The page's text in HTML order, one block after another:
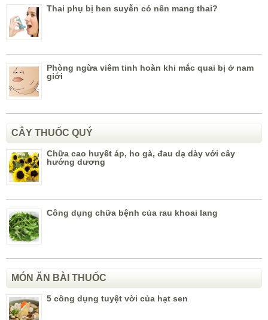
Thai phụ bị hen suyễn có nên mang thai?
Phòng ngừa viêm tinh hoàn khi mắc quai bị ở nam
giới
CÂY THUỐC QUÝ
Chữa cao huyết áp, ho gà, đau dạ dày với cây
hướng dương
Công dụng chữa bệnh của rau khoai lang
MÓN ĂN BÀI THUỐC
5 công dụng tuyệt vời của hạt sen